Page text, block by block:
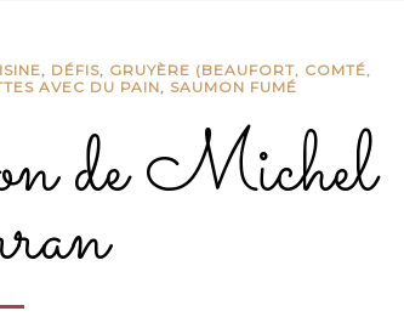
, DÉFIS, GRUYÈRE (BEAUFORT, COMTÉ,
AVEC DU PAIN, SAUMON FUMÉ
de Michel